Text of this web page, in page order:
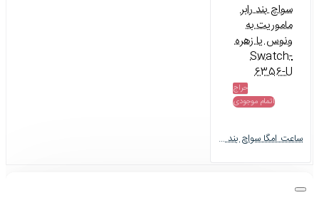
حراج
اتمام موجودی
ساعت امگا سواچ بند رابر ماموریت به ونوس یا زهره Swatch-6356-U